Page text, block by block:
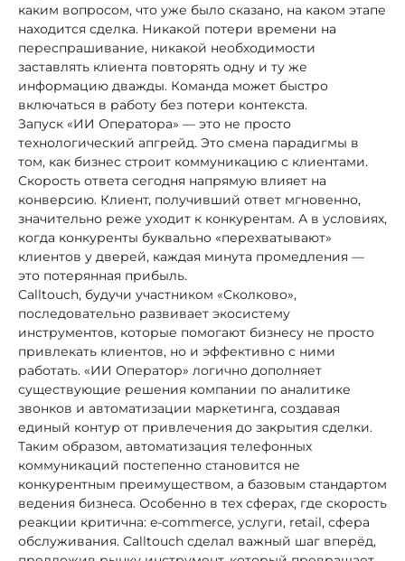
каким вопросом, что уже было сказано, на каком этапе
находится сделка. Никакой потери времени на
переспрашивание, никакой необходимости
заставлять клиента повторять одну и ту же
информацию дважды. Команда может быстро
включаться в работу без потери контекста.
Запуск «ИИ Оператора» — это не просто
технологический апгрейд. Это смена парадигмы в
том, как бизнес строит коммуникацию с клиентами.
Скорость ответа сегодня напрямую влияет на
конверсию. Клиент, получивший ответ мгновенно,
значительно реже уходит к конкурентам. А в условиях,
когда конкуренты буквально «перехватывают»
клиентов у дверей, каждая минута промедления —
это потерянная прибыль.
Calltouch, будучи участником «Сколково»,
последовательно развивает экосистему
инструментов, которые помогают бизнесу не просто
привлекать клиентов, но и эффективно с ними
работать. «ИИ Оператор» логично дополняет
существующие решения компании по аналитике
звонков и автоматизации маркетинга, создавая
единый контур от привлечения до закрытия сделки.
Таким образом, автоматизация телефонных
коммуникаций постепенно становится не
конкурентным преимуществом, а базовым стандартом
ведения бизнеса. Особенно в тех сферах, где скорость
реакции критична: e-commerce, услуги, retail, сфера
обслуживания. Calltouch сделал важный шаг вперёд,